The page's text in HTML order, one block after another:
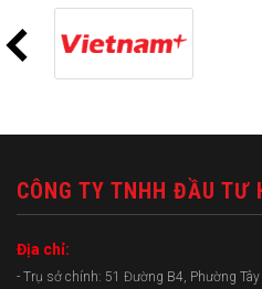
CÔNG TY TNHH ĐẦU TƯ
Địa chỉ:
- Trụ sở chính: 51 Đường B4, Phường Tây